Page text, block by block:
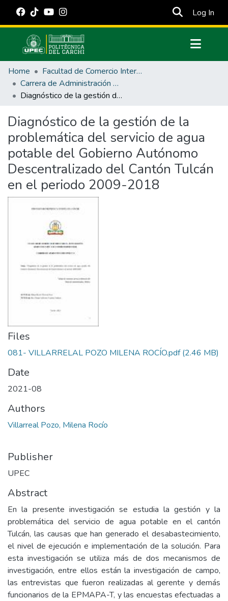
Log In
Communities & Collections
All of DSpace
Statistics
Estadísticas Externas
Manuales
Home
Facultad de Comercio Internacional, Integración, Administración y Economía Empresarial
Carrera de Administración Pública
Diagnóstico de la gestión de la problemática del servicio de agua potable del Gobierno Autónomo Descentralizado del Cantón Tulcán en el periodo 2009-2018
Diagnóstico de la gestión de la
problemática del servicio de agua
potable del Gobierno Autónomo
Descentralizado del Cantón Tulcán
en el periodo 2009-2018
Files
081- VILLARRELAL POZO MILENA ROCÍO.pdf(2.46 MB)
Date
2021-08
Authors
Villarreal Pozo, Milena Rocío
Publisher
UPEC
Abstract
En la presente investigación se estudia la gestión y la
problemática del servicio de agua potable en el cantón
Tulcán, las causas que han generado el desabastecimiento,
el nivel de ejecución e implementación de la solución. Para
esta investigación se utiliza más de dos mecanismos de
investigación, entre ellos están la investigación de campo,
las entrevistas que fueron realizadas al gerente y demás
funcionarios de la EPMAPA-T, y las encuestas efectuadas a